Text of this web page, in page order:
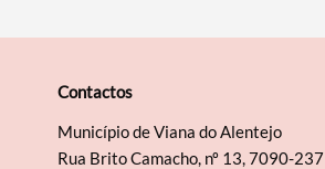
Contactos
Município de Viana do Alentejo
Rua Brito Camacho, nº 13, 7090-237